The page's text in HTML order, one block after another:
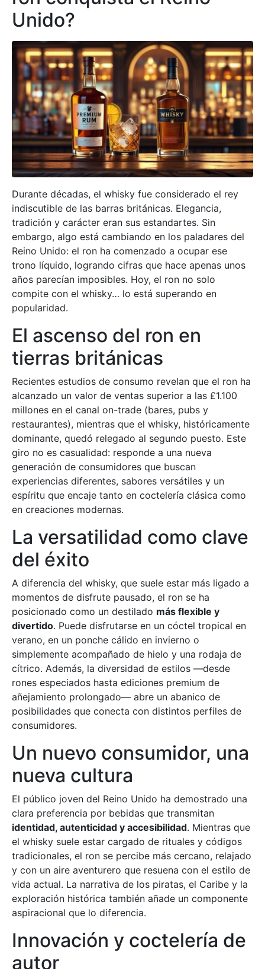
Unido?
Durante décadas, el whisky fue considerado el rey
indiscutible de las barras británicas. Elegancia,
tradición y carácter eran sus estandartes. Sin
embargo, algo está cambiando en los paladares del
Reino Unido: el ron ha comenzado a ocupar ese
trono líquido, logrando cifras que hace apenas unos
años parecían imposibles. Hoy, el ron no solo
compite con el whisky… lo está superando en
popularidad.
El ascenso del ron en
tierras británicas
Recientes estudios de consumo revelan que el ron ha
alcanzado un valor de ventas superior a las £1.100
millones en el canal on-trade (bares, pubs y
restaurantes), mientras que el whisky, históricamente
dominante, quedó relegado al segundo puesto. Este
giro no es casualidad: responde a una nueva
generación de consumidores que buscan
experiencias diferentes, sabores versátiles y un
espíritu que encaje tanto en coctelería clásica como
en creaciones modernas.
La versatilidad como clave
del éxito
A diferencia del whisky, que suele estar más ligado a
momentos de disfrute pausado, el ron se ha
posicionado como un destilado más flexible y
divertido. Puede disfrutarse en un cóctel tropical en
verano, en un ponche cálido en invierno o
simplemente acompañado de hielo y una rodaja de
cítrico. Además, la diversidad de estilos —desde
rones especiados hasta ediciones premium de
añejamiento prolongado— abre un abanico de
posibilidades que conecta con distintos perfiles de
consumidores.
Un nuevo consumidor, una
nueva cultura
El público joven del Reino Unido ha demostrado una
clara preferencia por bebidas que transmitan
identidad, autenticidad y accesibilidad. Mientras que
el whisky suele estar cargado de rituales y códigos
tradicionales, el ron se percibe más cercano, relajado
y con un aire aventurero que resuena con el estilo de
vida actual. La narrativa de los piratas, el Caribe y la
exploración histórica también añade un componente
aspiracional que lo diferencia.
Innovación y coctelería de
autor